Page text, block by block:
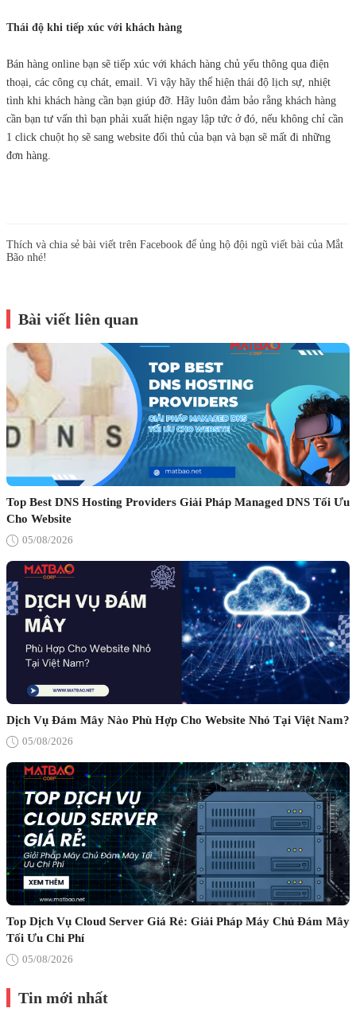
Thái độ khi tiếp xúc với khách hàng
Bán hàng online bạn sẽ tiếp xúc với khách hàng chủ yếu thông qua điện
thoại, các công cụ chát, email. Vì vậy hãy thể hiện thái độ lịch sự, nhiệt
tình khi khách hàng cần bạn giúp đỡ. Hãy luôn đảm bảo rằng khách hàng
cần bạn tư vấn thì bạn phải xuất hiện ngay lập tức ở đó, nếu không chỉ cần
1 click chuột họ sẽ sang website đối thủ của bạn và bạn sẽ mất đi những
đơn hàng.
Thích và chia sẻ bài viết trên Facebook để ủng hộ đội ngũ viết bài của Mắt
Bão nhé!
Bài viết liên quan
Top Best DNS Hosting Providers Giải Pháp Managed DNS Tối Ưu
Cho Website
05/08/2026
Dịch Vụ Đám Mây Nào Phù Hợp Cho Website Nhỏ Tại Việt Nam?
05/08/2026
Top Dịch Vụ Cloud Server Giá Rẻ: Giải Pháp Máy Chủ Đám Mây
Tối Ưu Chi Phí
05/08/2026
Tin mới nhất